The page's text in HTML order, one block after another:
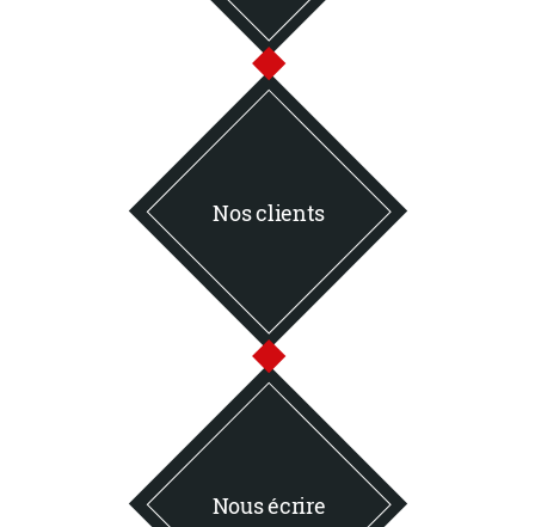
Nos clients
Nous écrire